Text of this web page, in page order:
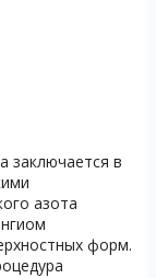
заключается в
азота
форм.